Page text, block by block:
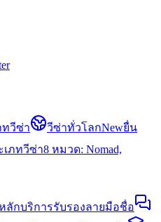
ทวีซ่า วีซ่าทั่วโลกNewยื่น
เภทวีซ่า8 หมวด: Nomad,
ลักบริการรับรองลายมือชื่อ